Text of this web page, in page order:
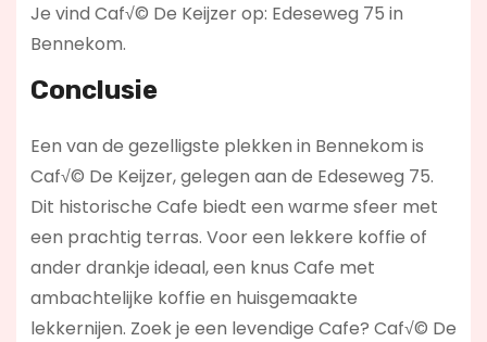
Je vind Caf√© De Keijzer op: Edeseweg 75 in
Bennekom.
Conclusie
Een van de gezelligste plekken in Bennekom is
Caf√© De Keijzer, gelegen aan de Edeseweg 75.
Dit historische Cafe biedt een warme sfeer met
een prachtig terras. Voor een lekkere koffie of
ander drankje ideaal, een knus Cafe met
ambachtelijke koffie en huisgemaakte
lekkernijen. Zoek je een levendige Cafe? Caf√© De